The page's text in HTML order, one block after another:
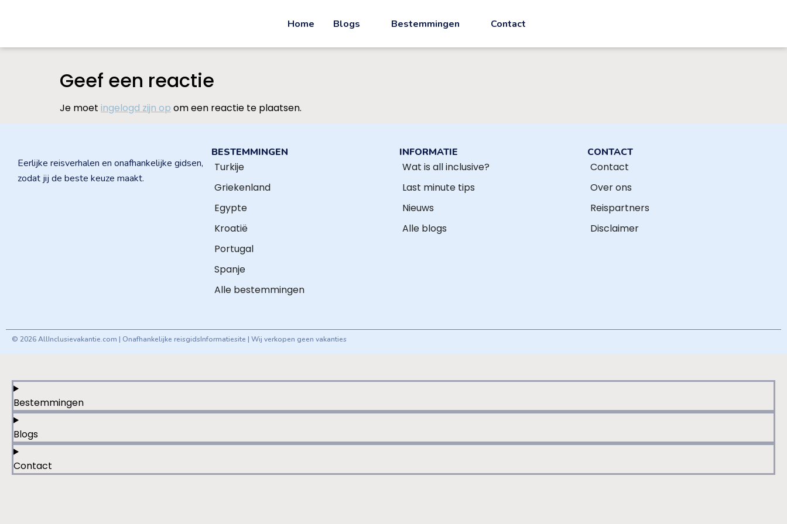
Home Blogs Bestemmingen Contact
Geef een reactie
Je moet ingelogd zijn op om een reactie te plaatsen.
Eerlijke reisverhalen en onafhankelijke gidsen,
zodat jij de beste keuze maakt.
BESTEMMINGEN
Turkije
Griekenland
Egypte
Kroatië
Portugal
Spanje
Alle bestemmingen
INFORMATIE
Wat is all inclusive?
Last minute tips
Nieuws
Alle blogs
CONTACT
Contact
Over ons
Reispartners
Disclaimer
© 2026 AllInclusievakantie.com | Onafhankelijke reisgidsInformatiesite | Wij verkopen geen vakanties
Bestemmingen
Blogs
Contact